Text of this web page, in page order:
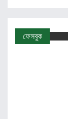
ফেসবুক